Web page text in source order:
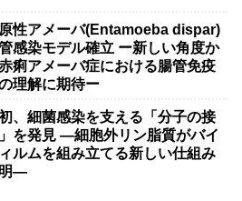
性アメーバ(Entamoeba dispar)
感染モデル確立 ー新しい角度か
痢アメーバ症における腸管免疫
理解に期待ー
、細菌感染を支える「分子の接
を発見 ―細胞外リン脂質がバイ
ルムを組み立てる新しい仕組み
―